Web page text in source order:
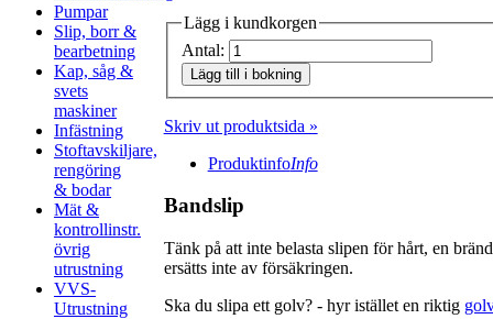
Pumpar
Slip, borr &
bearbetning
Kap, såg &
svets
maskiner
Infästning
Stoftavskiljare,
rengöring
& bodar
Mät &
kontrollinstr.
övrig
utrustning
VVS-
Utrustning
Lägg i kundkorgen
Antal:
Lägg till i bokning
Skriv ut produktsida »
ProduktinfoInfo
Bandslip
Tänk på att inte belasta slipen för hårt, en
ersätts inte av försäkringen.
Ska du slipa ett golv? - hyr istället en riktig